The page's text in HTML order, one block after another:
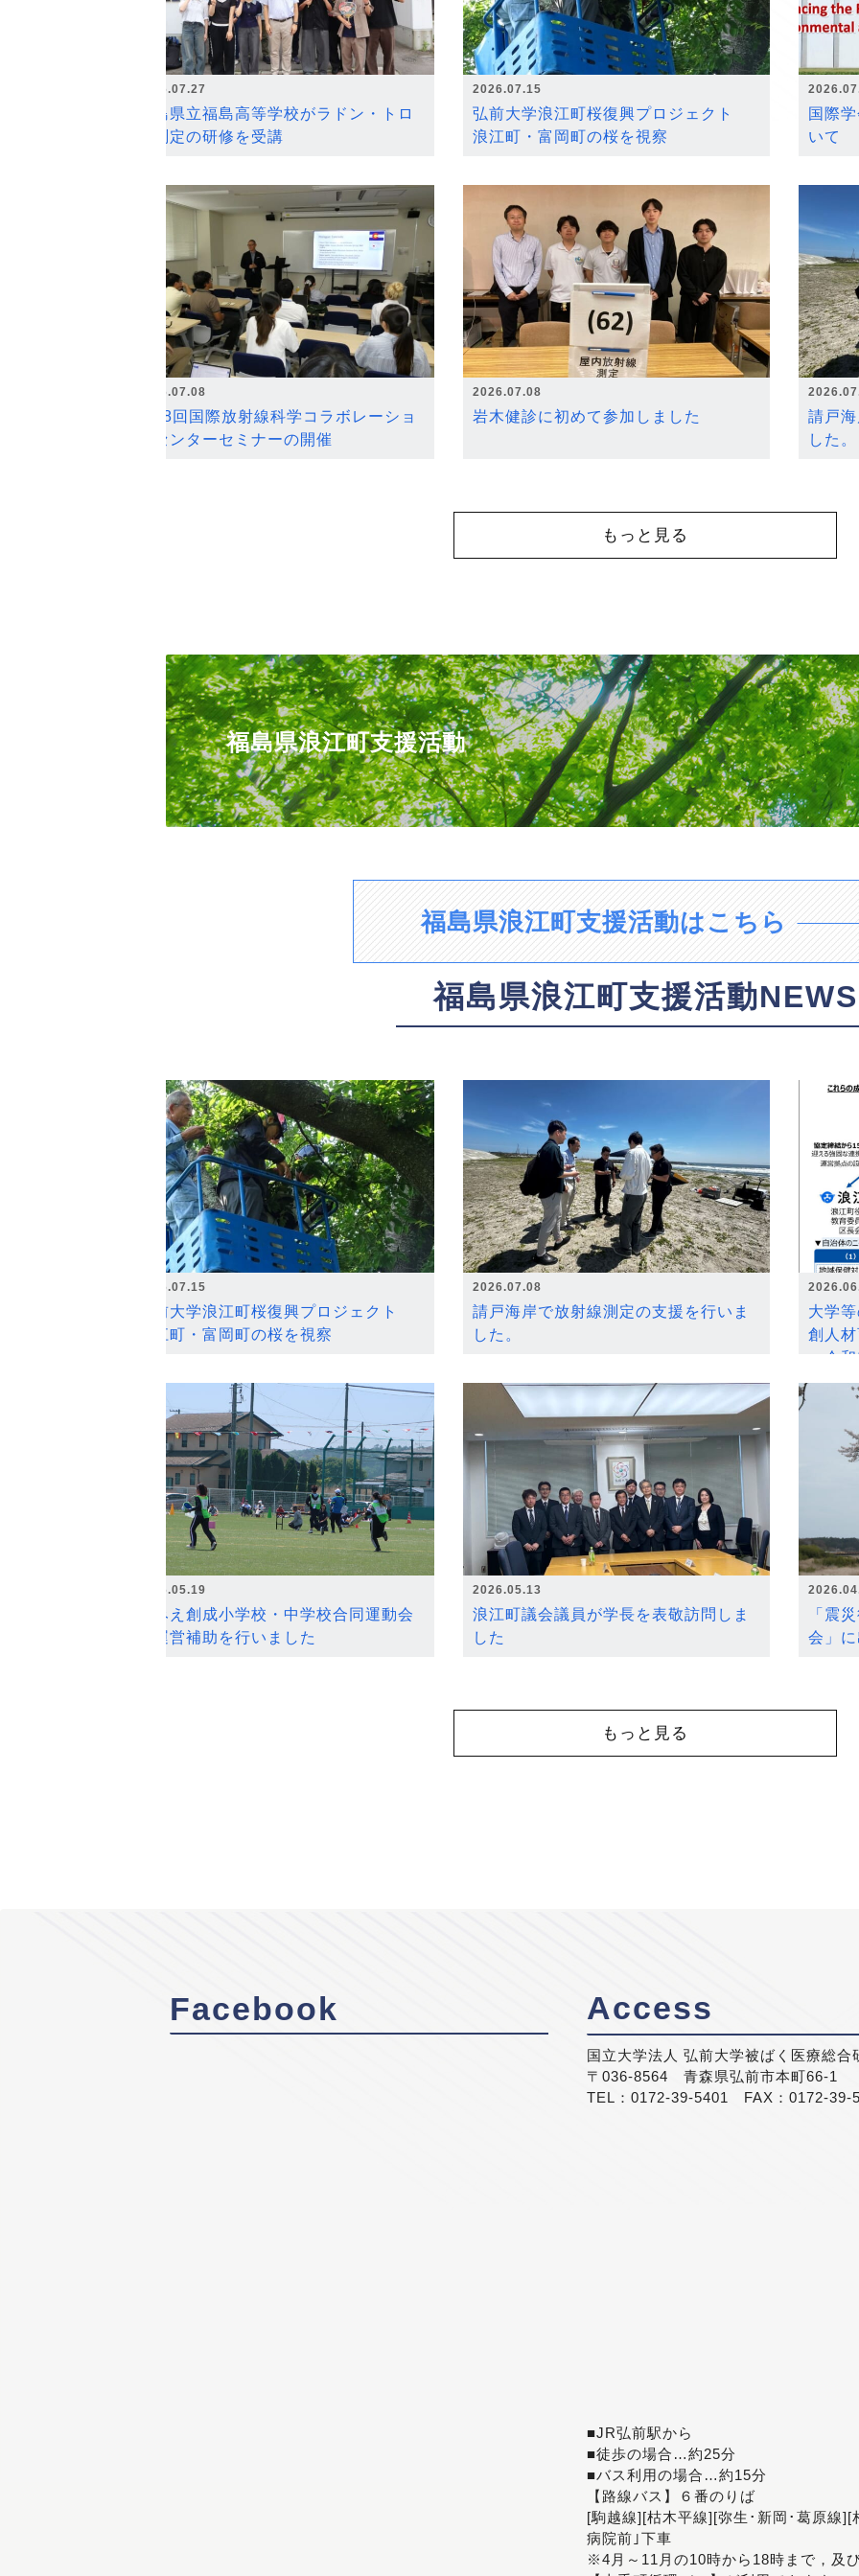
2026.07.27
福島県立福島高等学校がラドン・トロ
ン測定の研修を受講
2026.07.15
弘前大学浪江町桜復興プロジェクト
浪江町・富岡町の桜を視察
国際
いて
2026.07.08
第18回国際放射線科学コラボレーショ
ンセンターセミナーの開催
2026.07.08
岩木健診に初めて参加しました
請戸
した。
もっと見る
福島県浪江町支援活動
福島県浪江町支援活動はこちら
福島県浪江町支援活動NEWS
2026.07.15
弘前大学浪江町桜復興プロジェクト
浪江町・富岡町の桜を視察
2026.07.08
請戸海岸で放射線測定の支援を行いま
した。
大学
創人
～令
2026.05.19
なみえ創成小学校・中学校合同運動会
の運営補助を行いました
2026.05.13
浪江町議会議員が学長を表敬訪問しま
した
「震
会」
もっと見る
Facebook Access
国立大学法人 弘前大学被ばく医療総合
〒036-8564 青森県弘前市本町66-1
TEL：0172-39-5401 FAX：0172-39-
■JR弘前駅から
■徒歩の場合…約25分
■バス利用の場合…約15分
【路線バス】６番のりば
[駒越線][枯木平線][弥生･新岡･葛原線
病院前｣下車
※4月～11月の10時から18時まで，及